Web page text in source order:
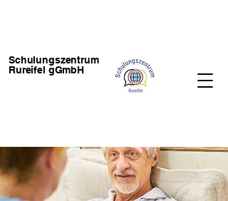
Schulungszentrum
Rureifel gGmbH